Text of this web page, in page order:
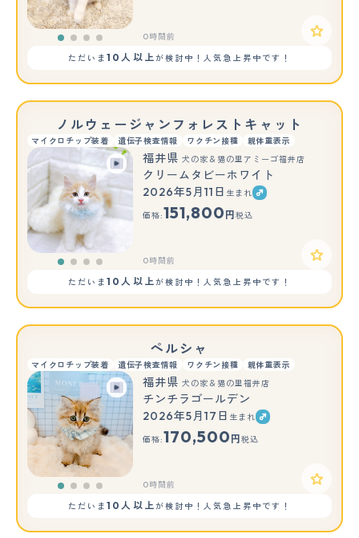
0時間前
ただいま10人以上が検討中！人気急上昇中です！
ノルウェージャンフォレストキャット
マイクロチップ装着 遺伝子検査情報 ワクチン接種 親体重表示
福井県 犬の家＆猫の里アミーゴ福井店
クリームタビーホワイト
2026年5月11日 生まれ
価格:151,800 円 税込
0時間前
ただいま10人以上が検討中！人気急上昇中です！
ペルシャ
マイクロチップ装着 遺伝子検査情報 ワクチン接種 親体重表示
福井県 犬の家＆猫の里福井店
チンチラゴールデン
2026年5月17日 生まれ
価格:170,500 円 税込
0時間前
ただいま10人以上が検討中！人気急上昇中です！